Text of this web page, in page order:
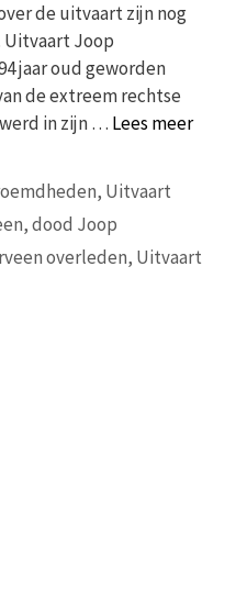
de uitvaart zijn nog
Uitvaart Joop
jaar oud geworden
de extreem rechtse
in zijn … Lees meer
, Uitvaart
,dood Joop
overleden, Uitvaart